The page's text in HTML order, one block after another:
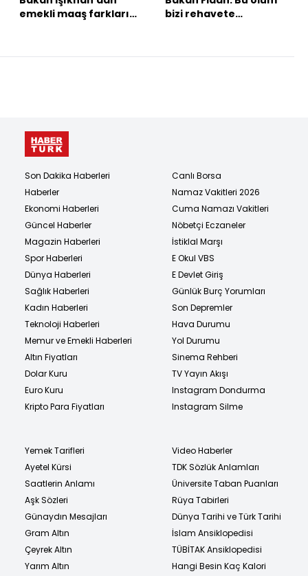
emekli maaş farkları
bizi rehavete
Son Dakika Haberleri
Haberler
Ekonomi Haberleri
Güncel Haberler
Magazin Haberleri
Spor Haberleri
Dünya Haberleri
Sağlık Haberleri
Kadın Haberleri
Teknoloji Haberleri
Memur ve Emekli Haberleri
Altın Fiyatları
Dolar Kuru
Euro Kuru
Kripto Para Fiyatları
Canlı Borsa
Namaz Vakitleri 2026
Cuma Namazı Vakitleri
Nöbetçi Eczaneler
İstiklal Marşı
E Okul VBS
E Devlet Giriş
Günlük Burç Yorumları
Son Depremler
Hava Durumu
Yol Durumu
Sinema Rehberi
TV Yayın Akışı
Instagram Dondurma
Instagram Silme
Yemek Tarifleri
Ayetel Kürsi
Saatlerin Anlamı
Aşk Sözleri
Günaydın Mesajları
Gram Altın
Çeyrek Altın
Yarım Altın
Video Haberler
TDK Sözlük Anlamları
Üniversite Taban Puanları
Rüya Tabirleri
Dünya Tarihi ve Türk Tarihi
İslam Ansiklopedisi
TÜBİTAK Ansiklopedisi
Hangi Besin Kaç Kalori